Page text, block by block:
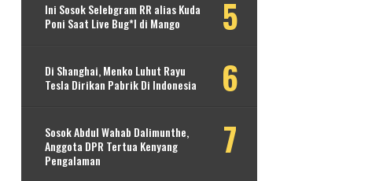
Ini Sosok Selebgram RR alias Kuda
Poni Saat Live Bug*l di Mango
Di Shanghai, Menko Luhut Rayu
Tesla Dirikan Pabrik Di Indonesia
Sosok Abdul Wahab Dalimunthe,
Anggota DPR Tertua Kenyang
Pengalaman